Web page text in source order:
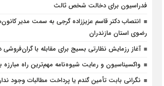
فدراسیون برای دخالت شخص ثالث
انتصاب دکتر قاسم عزیززاده گرجی به سمت مدیر
رضوی استان مازندران
آغاز رزمایش نظارتی بسیج برای مقابله با گران‌فروشی
واکسیناسیون و رعایت شیوه‌نامه مهم‌ترین راه مبارزه
نگرانی بابت تأمین گندم یا پرداخت مطالبات وجود